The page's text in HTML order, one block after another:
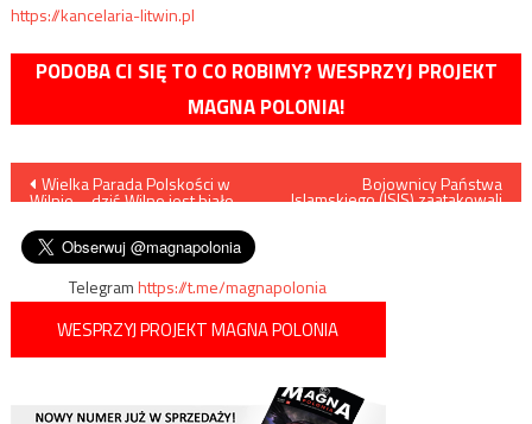
https://kancelaria-litwin.pl
PODOBA CI SIĘ TO CO ROBIMY? WESPRZYJ PROJEKT
MAGNA POLONIA!
Nawigacja
wpisu
Wielka Parada Polskości w
Wilnie – dziś Wilno jest biało-
Bojownicy Państwa
Islamskiego (ISIS) zaatakowali
Telegramhttps://t.me/magnapolonia
WESPRZYJ PROJEKT MAGNA POLONIA